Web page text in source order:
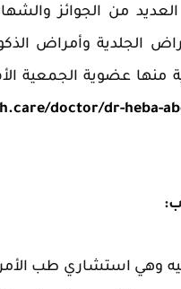
عضوية الجمعية
doctor/dr-heba-
وهي استشاري طب